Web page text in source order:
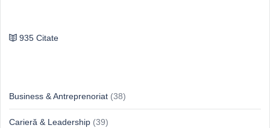
935 Citate
Business & Antreprenoriat (38)
Carieră & Leadership (39)